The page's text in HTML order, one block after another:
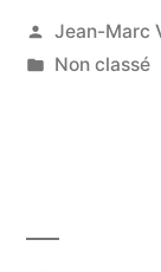
Jean-Marc
Non classé